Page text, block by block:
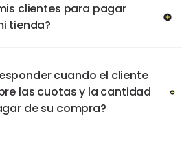
clientes para pagar
tienda?
cuando el cliente
las cuotas y la cantidad
de su compra?